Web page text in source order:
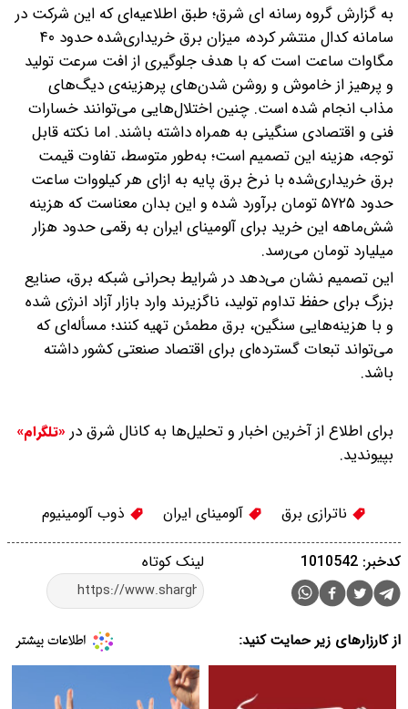
به گزارش گروه رسانه ای شرق؛ طبق اطلاعیه‌ای که این شرکت در
سامانه کدال منتشر کرده، میزان برق خریداری‌شده حدود ۴۰
مگاوات ساعت است که با هدف جلوگیری از افت سرعت تولید
و پرهیز از خاموش و روشن شدن‌های پرهزینه‌ی دیگ‌های
مذاب انجام شده است. چنین اختلال‌هایی می‌توانند خسارات
فنی و اقتصادی سنگینی به همراه داشته باشند. اما نکته قابل
توجه، هزینه این تصمیم است؛ به‌طور متوسط، تفاوت قیمت
برق خریداری‌شده با نرخ برق پایه به ازای هر کیلووات ساعت
حدود ۵۷۲۵ تومان برآورد شده و این بدان معناست که هزینه
شش‌ماهه این خرید برای آلومینای ایران به رقمی حدود هزار
میلیارد تومان می‌رسد.
این تصمیم نشان می‌دهد در شرایط بحرانی شبکه برق، صنایع
بزرگ برای حفظ تداوم تولید، ناگزیرند وارد بازار آزاد انرژی شده
و با هزینه‌هایی سنگین، برق مطمئن تهیه کنند؛ مسأله‌ای که
می‌تواند تبعات گسترده‌ای برای اقتصاد صنعتی کشور داشته
باشد.
برای اطلاع از آخرین اخبار و تحلیل‌ها به کانال شرق در «تلگرام»
بپیوندید.
ناترازی برق آلومینای ایران ذوب آلومینیوم
لینک کوتاه کدخبر: 1010542
از کارزارهای زیر حمایت کنید: